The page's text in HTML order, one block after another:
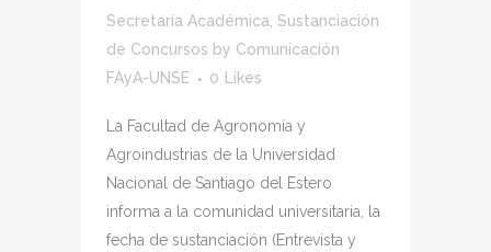
Secretaría Académica Sustanciación
de Concursos by Comunicación
FAyA-UNSE
0 Likes
La Facultad de Agronomía y
Agroindustrias de la Universidad
Nacional de Santiago del Estero
informa a la comunidad universitaria, la
fecha de sustanciación (Entrevista y